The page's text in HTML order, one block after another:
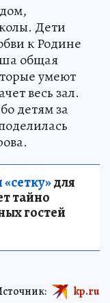
Дети
к Родине
общая
умеют
весь зал.
детям за
для
тайно
гостей
kp.ru